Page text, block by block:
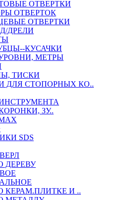
ОТВЕРТКИ
ОТВЕРТОК
ОТВЕРТКИ
ДРЕЛИ
КУСАЧКИ
МЕТРЫ
ТИСКИ
ДЛЯ СТОПОРНЫХ КО..
ЗУ..
SDS
ДЕРЕВУ
КЕРАМ.ПЛИТКЕ И ..